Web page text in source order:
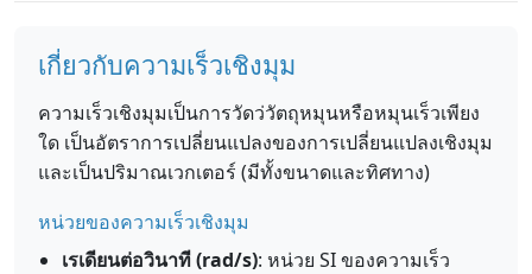
เกี่ยวกับความเร็วเชิงมุม
ความเร็วเชิงมุมเป็นการวัดว่วัตถุหมุนหรือหมุนเร็วเพียง
ใด เป็นอัตราการเปลี่ยนแปลงของการเปลี่ยนแปลงเชิงมุม
และเป็นปริมาณเวกเตอร์ (มีทั้งขนาดและทิศทาง)
หน่วยของความเร็วเชิงมุม
เรเดียนต่อวินาที (rad/s): หน่วย SI ของความเร็ว